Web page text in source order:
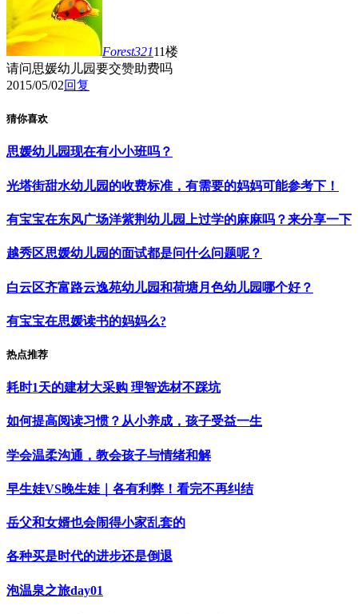
Forest32111楼
请问思媛幼儿园要交赞助费吗
2015/05/02回复
猜你喜欢
思媛幼儿园现在有小小班吗？
光塔街甜水幼儿园的收费标准，有需要的妈妈可能参考下！
有宝宝在东风广场洋紫荆幼儿园上过学的麻麻吗？来分享一下
越秀区思媛幼儿园的面试都是问什么问题呢？
白云区齐富路云逸苑幼儿园和荷塘月色幼儿园哪个好？
有宝宝在思媛读书的妈妈么?
热点推荐
耗时1天的建材大采购 理智选材不踩坑
如何提高阅读习惯？从小养成，孩子受益一生
学会温柔沟通，教会孩子与情绪和解
早生娃VS晚生娃｜各有利弊！看完不再纠结
岳父和女婿也会闹得小家乱套的
各种买是时代的进步还是倒退
泡温泉之旅day01